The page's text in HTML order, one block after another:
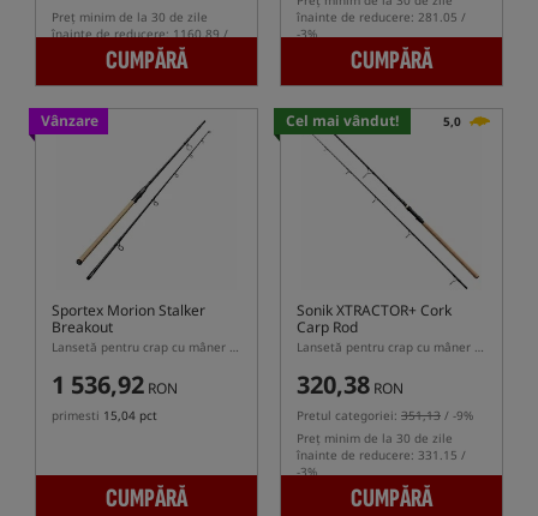
Preț minim de la 30 de zile
înainte de reducere: 1160.89 /
CUMPĂRĂ
înainte de reducere: 281.05 /
-3%
CUMPĂRĂ
Vânzare
Sportex Morion Stalker
Breakout
Lansetă pentru crap cu mâner semi-telescopic
1 536,92 RON
primesti 15,04 pct
CUMPĂRĂ
Cel mai vândut! 5,0
Sonik XTRACTOR+ Cork
Carp Rod
Lansetă pentru crap cu mâner telescopic
320,38 RON
Pretul categoriei: 351,13 / -9%
Preț minim de la 30 de zile
înainte de reducere: 331.15 /
-3%
CUMPĂRĂ